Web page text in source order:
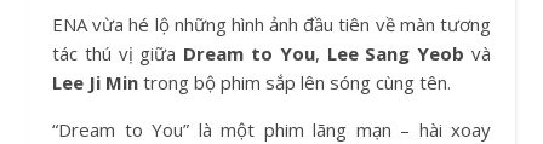
ENA vừa hé lộ những hình ảnh đầu tiên về màn tương
tác thú vị giữa Dream to You, Lee Sang Yeob và
Lee Ji Min trong bộ phim sắp lên sóng cùng tên.
“Dream to You” là một phim lãng mạn – hài xoay